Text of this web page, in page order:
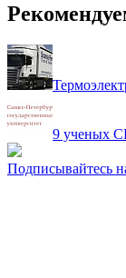
9 ученых
Подписывайтесь